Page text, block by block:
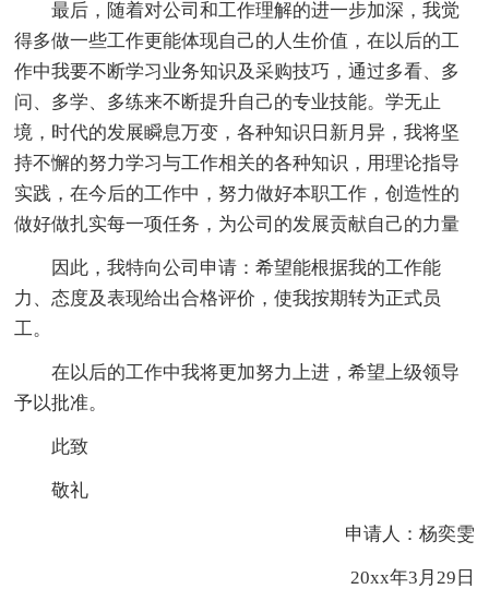
最后，随着对公司和工作理解的进一步加深，我觉
得多做一些工作更能体现自己的人生价值，在以后的工
作中我要不断学习业务知识及采购技巧，通过多看、多
问、多学、多练来不断提升自己的专业技能。学无止
境，时代的发展瞬息万变，各种知识日新月异，我将坚
持不懈的努力学习与工作相关的各种知识，用理论指导
实践，在今后的工作中，努力做好本职工作，创造性的
做好做扎实每一项任务，为公司的发展贡献自己的力量
因此，我特向公司申请：希望能根据我的工作能
力、态度及表现给出合格评价，使我按期转为正式员
工。
在以后的工作中我将更加努力上进，希望上级领导
予以批准。
此致
敬礼
申请人：杨奕雯
20xx年3月29日